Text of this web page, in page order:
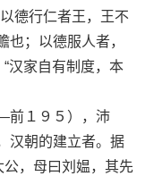
德行仁者王，王不
；以德服人者，
汉家自有制度，本
１９５），沛
汉朝的建立者。据
，母曰刘媪，其先